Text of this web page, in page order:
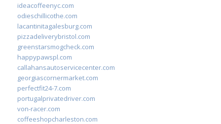
ideacoffeenyc.com
odieschillicothe.com
lacantinitagalesburg.com
pizzadeliverybristol.com
greenstarsmogcheck.com
happypawspl.com
callahansautoservicecenter.com
georgiascornermarket.com
perfectfit24-7.com
portugalprivatedriver.com
von-racer.com
coffeeshopcharleston.com